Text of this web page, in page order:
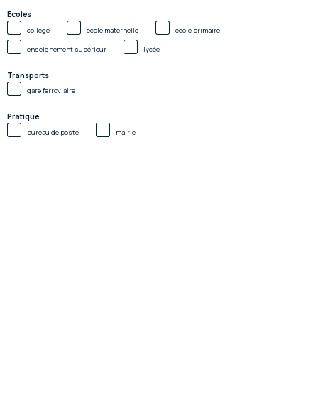
Ecoles
collège école maternelle école primaire
enseignement supérieur lycée
Transports
gare ferroviaire
Pratique
bureau de poste mairie